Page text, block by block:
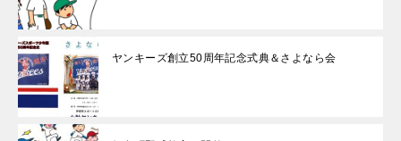
ヤンキーズ創立50周年記念式典＆さよなら会